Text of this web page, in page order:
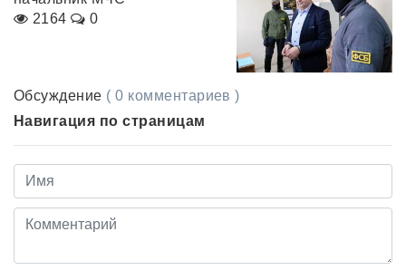
2164
0
Обсуждение ( 0 комментариев )
Навигация по страницам